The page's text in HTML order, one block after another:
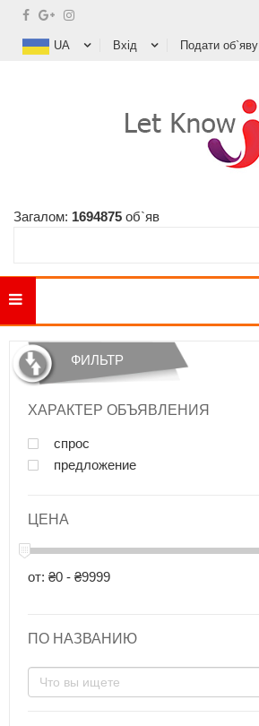
UA Вхід Подати об`яву
Загалом: 1694875 об`яв
ФИЛЬТР
ХАРАКТЕР ОБЪЯВЛЕНИЯ
спрос
предложение
ЦЕНА
от: ₴0 - ₴9999
ПО НАЗВАНИЮ